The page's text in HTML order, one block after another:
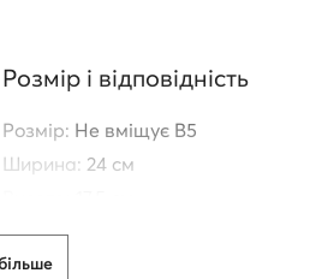
Розмір і відповідність
Розмір: Не вміщує B5
Ширина: 24 см
Товщина:
Можливість регулювання довжини